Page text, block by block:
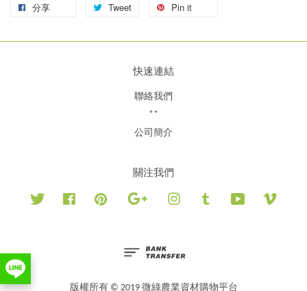
分享 Tweet Pin it
快速連結
聯絡我們
**
公司簡介
關注我們
Twitter Facebook Pinterest Google InstagramTumblr YouTube
版權所有 © 2019 微綠農業資材購物平台